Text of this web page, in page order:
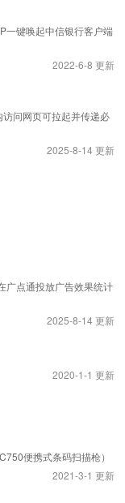
一键唤起中信银行客户端
2022-6-8 更新
问网页可拉起并传递必
2025-8-14 更新
广点通投放广告效果统计
2025-8-14 更新
2020-1-1 更新
便携式条码扫描枪）
2021-3-1 更新